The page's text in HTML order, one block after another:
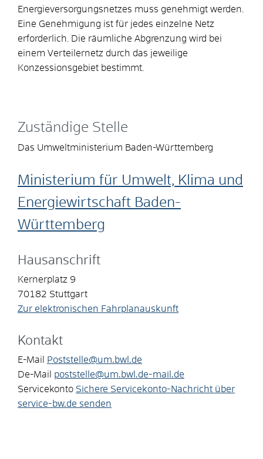
Energieversorgungsnetzes muss genehmigt werden.
Eine Genehmigung ist für jedes einzelne Netz
erforderlich.
Die räumliche Abgrenzung wird bei
einem Verteilernetz durch das jeweilige
Konzessionsgebiet bestimmt.
Zuständige Stelle
Das Umweltministerium Baden-Württemberg
Ministerium für Umwelt, Klima und
Energiewirtschaft Baden-
Württemberg
Hausanschrift
Kernerplatz 9
70182 Stuttgart
Zur elektronischen Fahrplanauskunft
Kontakt
E-Mail
Poststelle@um.bwl.de
De-Mail
poststelle@um.bwl.de-mail.de
Servicekonto Sichere Servicekonto-Nachricht über
service-bw.de senden